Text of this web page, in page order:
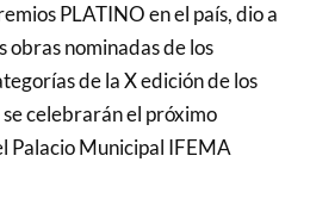
PLATINO en el país, dio a
obras nominadas de los
de la X edición de los
celebrarán el próximo
Palacio Municipal IFEMA